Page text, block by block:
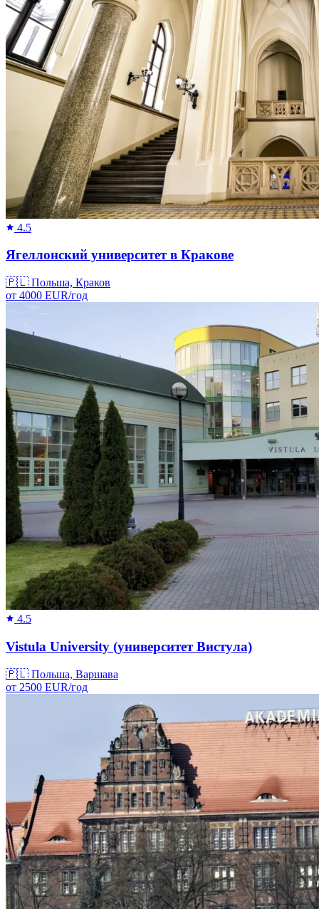
4.5
Ягеллонский университет в Кракове
🇵🇱 Польша, Краков
от 4000 EUR/год
4.5
Vistula University (университет Вистула)
🇵🇱 Польша, Варшава
от 2500 EUR/год